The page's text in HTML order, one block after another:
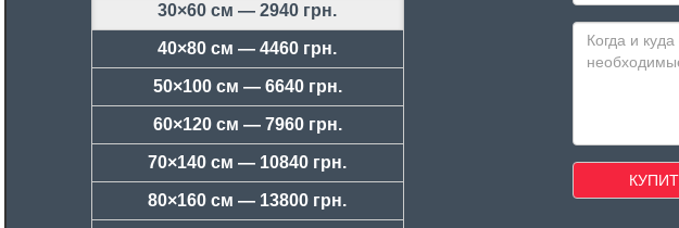
30×60 см —2940 грн.
40×80 см —4460 грн.
50×100 см — 6640 грн.
60×120 см — 7960 грн.
70×140 см — 10840 грн.
80×160 см — 13800 грн.